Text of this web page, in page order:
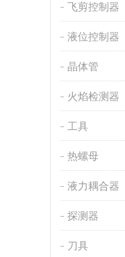
飞剪控制器
液位控制器
晶体管
火焰检测器
工具
热螺母
液力耦合器
探测器
刀具